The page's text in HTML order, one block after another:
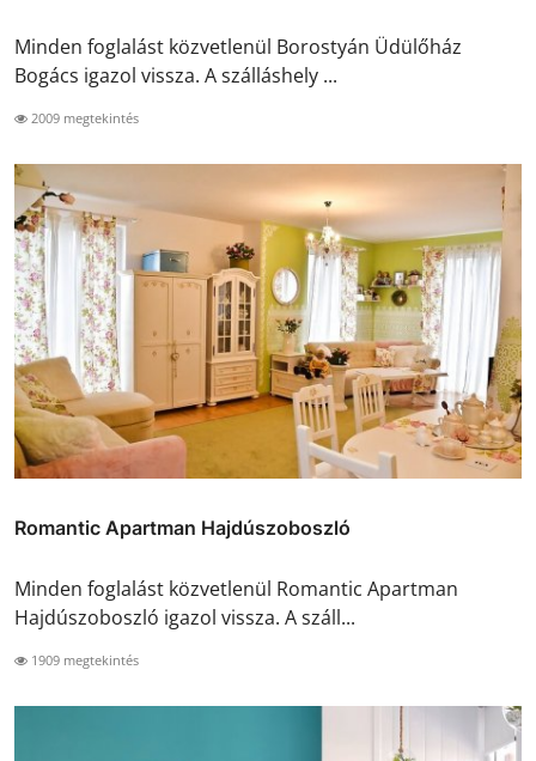
Minden foglalást közvetlenül Borostyán Üdülőház
Bogács igazol vissza. A szálláshely ...
2009 megtekintés
Romantic Apartman Hajdúszoboszló
Minden foglalást közvetlenül Romantic Apartman
Hajdúszoboszló igazol vissza. A száll...
1909 megtekintés